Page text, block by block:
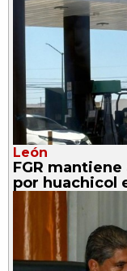
León
FGR
por huachicol